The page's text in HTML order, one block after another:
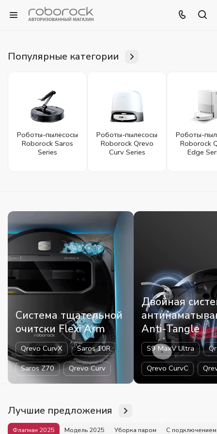
Популярные категории
Роботы-пылесосы
Roborock Saros
Series
Роботы-пылесосы
Roborock Qrevo
Curv Series
Роботы-
Roborock
Edge
Система тщательной
очитски Flexi Arm
Qrevo CurvX Saros 10R
Saros Z70 Qrevo Curv
Двойная
Anti-Tangle
S9 MaxV Ultra
Qrevo CurvC
Лучшие предложения
Флагман 2025 Модель 2025 Уборка паром С